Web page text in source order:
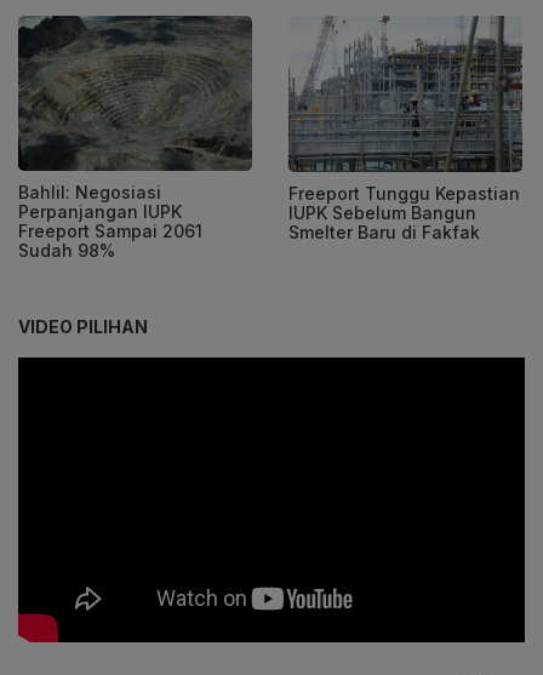
Bahlil: Negosiasi
Perpanjangan IUPK
Freeport Sampai 2061
Sudah 98%
Freeport Tunggu Kepastian
IUPK Sebelum Bangun
Smelter Baru di Fakfak
VIDEO PILIHAN